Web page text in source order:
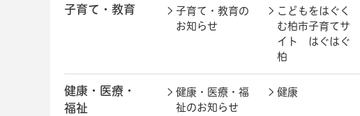
子育て・教育
子育て・教育の
お知らせ
こどもをはぐく
む柏市子育てサ
イト はぐはぐ
柏
健康・医療・
福祉
健康・医療・福
祉のお知らせ
健康